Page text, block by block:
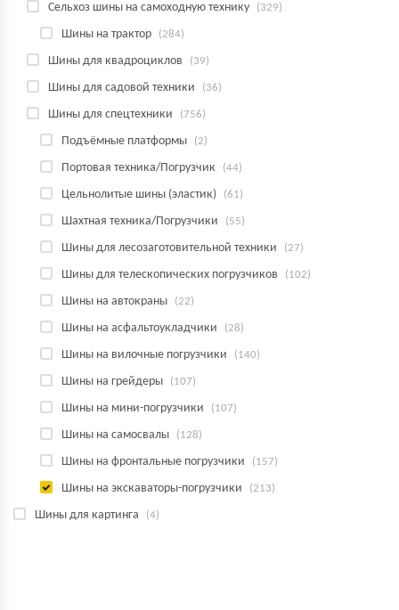
Сельхоз шины на самоходную технику (329)
Шины на трактор (284)
Шины для квадроциклов (39)
Шины для садовой техники (36)
Шины для спецтехники (756)
Подъёмные платформы (2)
Портовая техника/Погрузчик (44)
Цельнолитые шины (эластик) (61)
Шахтная техника/Погрузчики (55)
Шины для лесозаготовительной техники (27)
Шины для телескопических погрузчиков (102)
Шины на автокраны (22)
Шины на асфальтоукладчики (28)
Шины на вилочные погрузчики (140)
Шины на грейдеры (107)
Шины на мини-погрузчики (107)
Шины на самосвалы (128)
Шины на фронтальные погрузчики (157)
Шины на экскаваторы-погрузчики (213)
Шины для картинга (4)